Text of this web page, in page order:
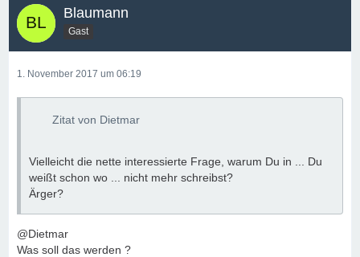
Blaumann
Gast
1. November 2017 um 06:19
Zitat von Dietmar
Vielleicht die nette interessierte Frage, warum Du in ... Du
weißt schon wo ... nicht mehr schreibst?
Ärger?
@Dietmar
Was soll das werden ?